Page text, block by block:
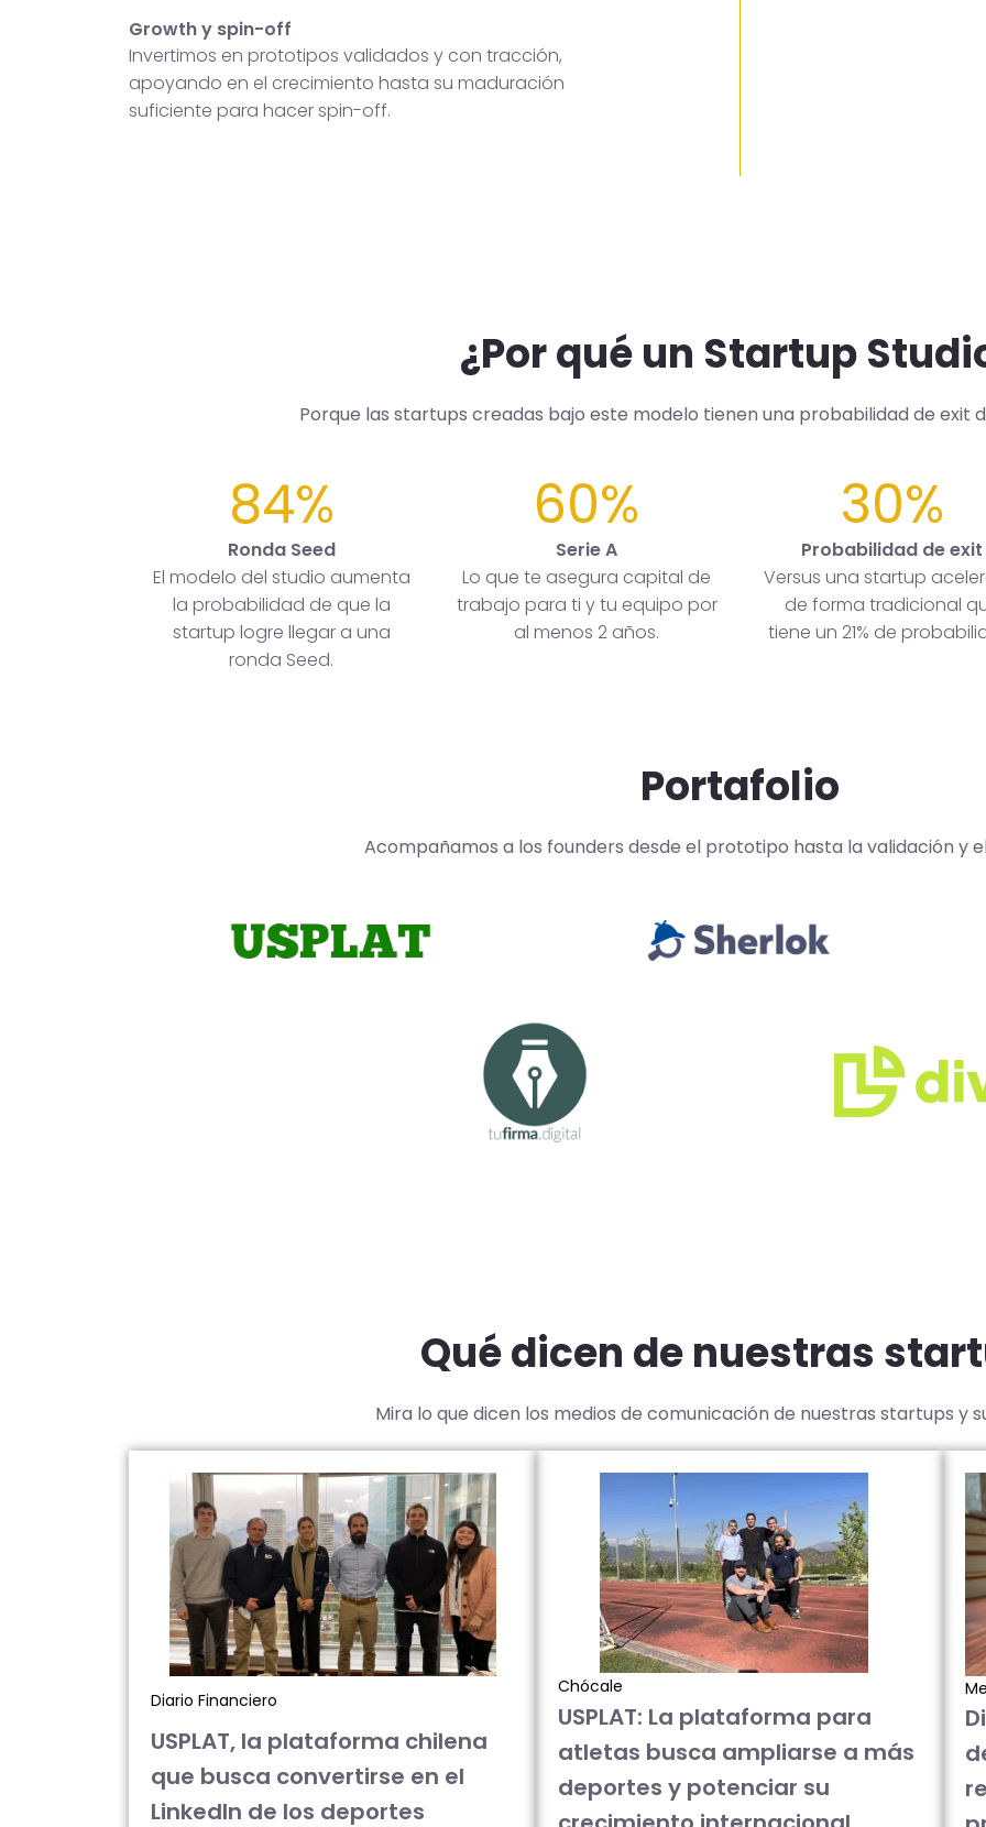
Growth y spin-off
Invertimos en prototipos validados y con tracción,
apoyando en el crecimiento hasta su maduración
suficiente para hacer spin-off.
¿Por qué un Startup
Porque las startups creadas bajo este modelo tienen una probabilidad de exit
84%
Ronda Seed
El modelo del studio aumenta
la probabilidad de que la
startup logre llegar a una
ronda Seed.
60%
Serie A
Lo que te asegura capital de
trabajo para ti y tu equipo por
al menos 2 años.
30%
Probabilidad de exit
Versus una startup
de forma tradicional
tiene un 21% de
Portafolio
Acompañamos a los founders desde el prototipo hasta la validación y
Qué dicen de nuestras
Mira lo que dicen los medios de comunicación de nuestras startups y
Diario Financiero
USPLAT, la plataforma chilena
que busca convertirse en el
LinkedIn de los deportes
Chócale
USPLAT: La plataforma para
atletas busca ampliarse a más
deportes y potenciar su